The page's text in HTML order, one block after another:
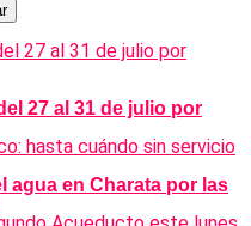
27 al 31 de julio por
agua en Charata por las